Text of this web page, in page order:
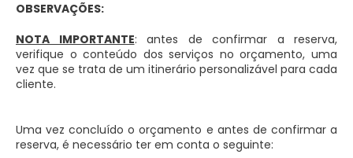
OBSERVAÇÕES:
NOTA IMPORTANTE: antes de confirmar a reserva,
verifique o conteúdo dos serviços no orçamento, uma
vez que se trata de um itinerário personalizável para cada
cliente.
Uma vez concluído o orçamento e antes de confirmar a
reserva, é necessário ter em conta o seguinte: